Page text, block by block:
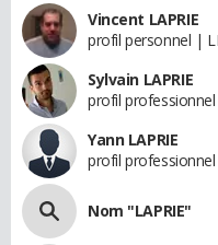
Vincent LAPRIE
profil personnel |
Sylvain LAPRIE
profil
Yann LAPRIE
profil
Nom "LAPRIE"